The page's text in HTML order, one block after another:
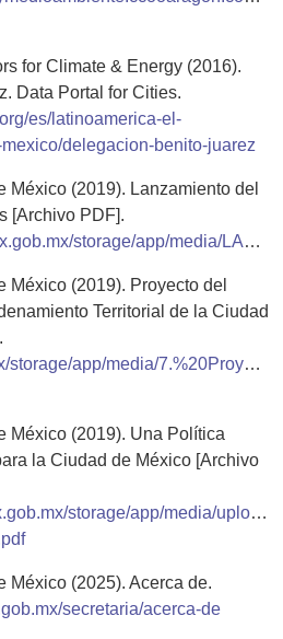
for Climate & Energy (2016).
Data Portal for Cities.
es/latinoamerica-el-
delegacion-benito-juarez
México (2019). Lanzamiento del
[Archivo PDF].
México (2019). Proyecto del
Territorial de la Ciudad
storage/app/media/
México (2019). Una Política
la Ciudad de México [Archivo
storage/app/media/
México (2025). Acerca de.
secretaria/acerca-de